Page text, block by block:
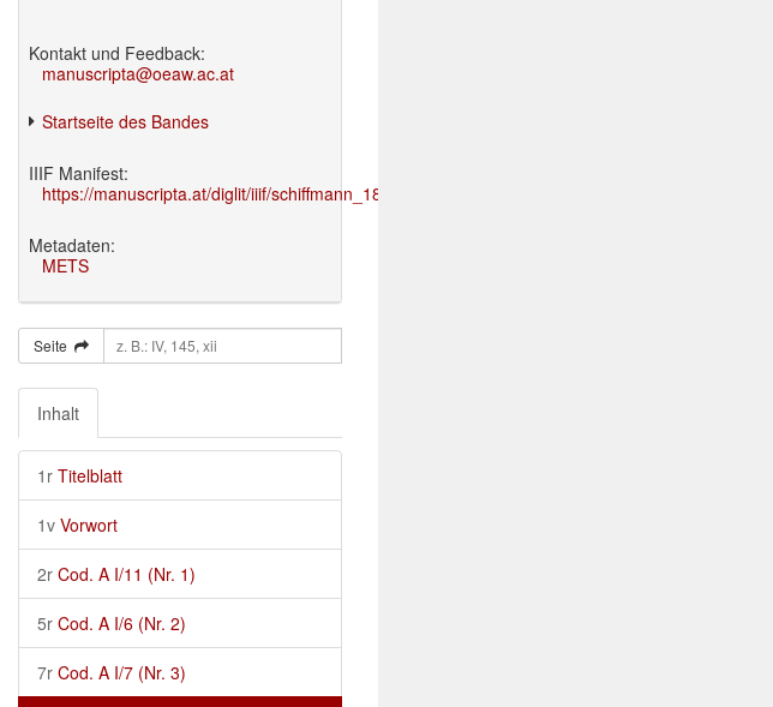
Kontakt und Feedback:
manuscripta@oeaw.ac.at
Startseite des Bandes
IIIF Manifest:
https://manuscripta.at/diglit/iiif/schiffmann_1895/manifest.json
Metadaten:
METS
Seite
Inhalt
1r Titelblatt
1v Vorwort
2r Cod. A I/11 (Nr. 1)
5r Cod. A I/6 (Nr. 2)
7r Cod. A I/7 (Nr. 3)